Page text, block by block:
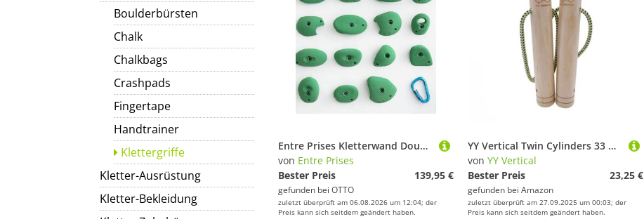
Boulderbürsten
Chalk
Chalkbags
Crashpads
Fingertape
Handtrainer
Klettergriffe
Kletter-Ausrüstung
Kletter-Bekleidung
Entre Prises Kletterwand Double Jugs L, 15 Klettergriffe, PE, Jugs, L - Entre Prises
von Entre Prises
Bester Preis
139,95 €
gefunden bei OTTO
zuletzt überprüft am 06.08.2026 um 12:04; der
Preis kann sich seitdem geändert haben.
YY Vertical Twin Cylinders 33 MM Braun, Trainingsboard und -gerät, Größe 33 mm - Farbe Wood
von YY Vertical
Bester Preis
23,25 €
gefunden bei Amazon
zuletzt überprüft am 27.09.2025 um 00:03; der
Preis kann sich seitdem geändert haben.